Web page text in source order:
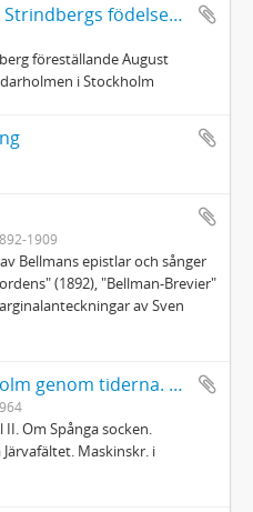
Axel Strindberg: August Strindbergs födelsehus
föreställande August
i Stockholm
1909
Bellmans epistlar och sånger
(1892), "Bellman-Brevier"
av Sven
Bengt Bergman: Stockholm genom tiderna. Del II. Om Spånga socken
Om Spånga socken.
Maskinskr. i